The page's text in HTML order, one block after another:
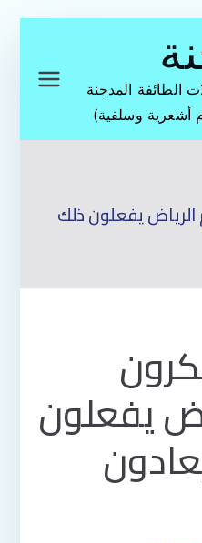
الطائفة المدجنة
أشعرية وسلفية)
يفعلون ذلك
يفعلون